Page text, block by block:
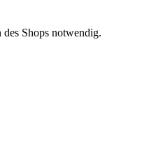
Shops notwendig.